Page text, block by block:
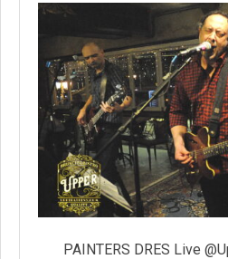
PAINTERS DRES Live